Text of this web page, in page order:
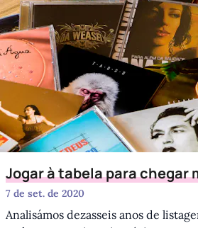
Jogar à tabela para chegar
7 de set. de 2020
Analisámos dezasseis anos de